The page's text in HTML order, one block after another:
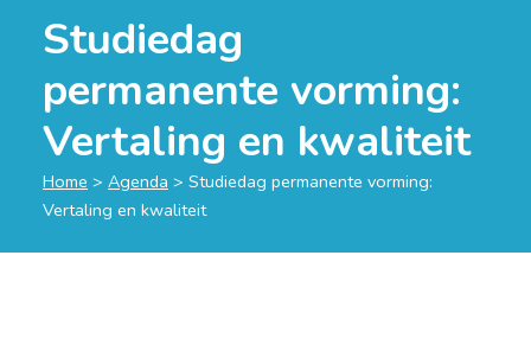
Studiedag
permanente vorming:
Vertaling en kwaliteit
Home > Agenda > Studiedag permanente vorming:
Vertaling en kwaliteit